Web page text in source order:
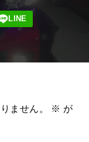
ません。 ※ が